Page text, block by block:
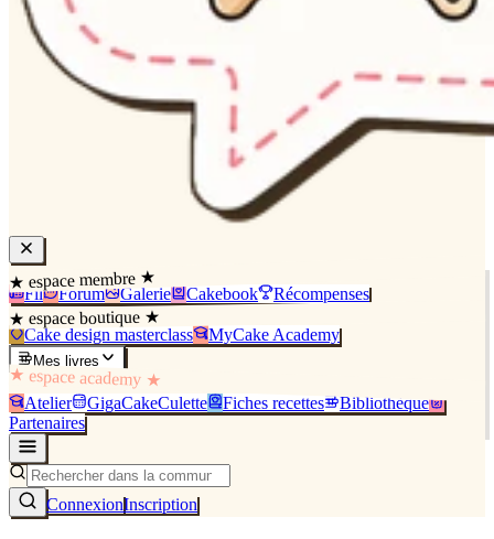
★ espace membre ★
Fil Forum Galerie Cakebook Récompenses
★ espace boutique ★
Cake design masterclass MyCake Academy
Mes livres
★ espace academy ★
Atelier GigaCakeCulette Fiches recettes
Bibliothèque
Partenaires
ConnexionInscription